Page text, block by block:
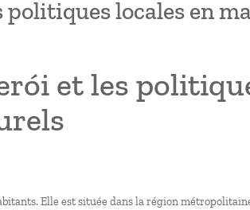
locales en
et les
Elle est située dans la région